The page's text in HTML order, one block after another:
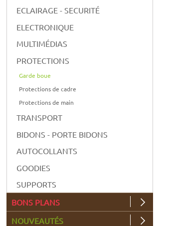
ECLAIRAGE - SECURITÉ
ELECTRONIQUE
MULTIMÉDIAS
PROTECTIONS
Garde boue
Protections de cadre
Protections de main
TRANSPORT
BIDONS - PORTE BIDONS
AUTOCOLLANTS
GOODIES
SUPPORTS
BONS PLANS
NOUVEAUTÉS